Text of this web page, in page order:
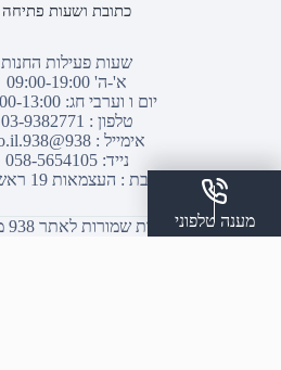
כתובת ושעות פתיחה
שעות פעילות החנות
א'-ה' 09:00-19:00
יום ו וערבי חג: 09:00-13:00
טלפון : 03-9382771
אימייל :938@938.co.il
נייד: 058-5654105
כתובת : העצמאות 19 ראש העין
© כל הזכויות שמורות לאתר 938 מחשבים בע"מ
מענה טלפוני